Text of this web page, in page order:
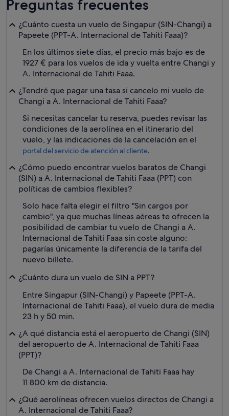
Preguntas frecuentes
¿Cuánto cuesta un vuelo de Singapur (SIN-Changi) a
Papeete (PPT-A. Internacional de Tahiti Faaa)?
En los últimos siete días, el precio más bajo es de
1927 € para los vuelos de ida y vuelta entre Changi y
A. Internacional de Tahiti Faaa.
¿Tendré que pagar una tasa si cancelo mi vuelo de
Changi a A. Internacional de Tahiti Faaa?
Si necesitas cancelar tu reserva, puedes revisar las
condiciones de la aerolínea en el itinerario del
vuelo, y las indicaciones de la cancelación en el
portal del servicio de atención al cliente.
¿Cómo puedo encontrar vuelos baratos de Changi
(SIN) a A. Internacional de Tahiti Faaa (PPT) con
políticas de cambios flexibles?
Solo hace falta elegir el filtro "Sin cargos por
cambio", ya que muchas líneas aéreas te ofrecen la
posibilidad de cambiar tu vuelo de Changi a A.
Internacional de Tahiti Faaa sin coste alguno:
pagarías únicamente la diferencia de la tarifa del
nuevo billete.
¿Cuánto dura un vuelo de SIN a PPT?
Entre Singapur (SIN-Changi) y Papeete (PPT-A.
Internacional de Tahiti Faaa), el vuelo dura de media
23 h y 50 min.
¿A qué distancia está el aeropuerto de Changi (SIN)
del aeropuerto de A. Internacional de Tahiti Faaa
(PPT)?
De Changi a A. Internacional de Tahiti Faaa hay
11 800 km de distancia.
¿Qué aerolíneas ofrecen vuelos directos de Changi a
A. Internacional de Tahiti Faaa?